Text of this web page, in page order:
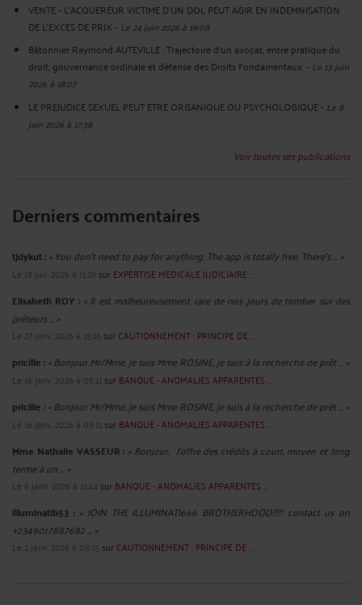
VENTE - L'ACQUEREUR VICTIME D'UN DOL PEUT AGIR EN INDEMNISATION
DE L'EXCES DE PRIX- Le 24 juin 2026 à 19:08
Bâtonnier Raymond AUTEVILLE : Trajectoire d’un avocat, entre pratique du
droit, gouvernance ordinale et défense des Droits Fondamentaux.- Le 13 juin
2026 à 18:07
LE PREJUDICE SEXUEL PEUT ETRE ORGANIQUE OU PSYCHOLOGIQUE- Le 8
juin 2026 à 17:38
Voir toutes ses publications
Derniers commentaires
tjdykut :« You don’t need to pay for anything. The app is totally free. There’s ... »
Le 19 juil. 2026 à 11:28 sur EXPERTISE MEDICALE JUDICIAIRE : ...
Elisabeth ROY : « Il est malheureusement rare de nos jours de tomber sur des
prêteurs ... »
Le 27 janv. 2026 à 15:16 sur CAUTIONNEMENT : PRINCIPE DE ...
pricille :« Bonjour Mr/Mme, je suis Mme ROSINE, je suis à la recherche de prêt ... »
Le 16 janv. 2026 à 05:11 sur BANQUE - ANOMALIES APPARENTES ...
pricille :« Bonjour Mr/Mme, je suis Mme ROSINE, je suis à la recherche de prêt ... »
Le 16 janv. 2026 à 05:11 sur BANQUE - ANOMALIES APPARENTES ...
Mme Nathalie VASSEUR : « Bonjour, J’offre des crédits à court, moyen et long
terme à un ... »
Le 6 janv. 2026 à 11:44 sur BANQUE - ANOMALIES APPARENTES ...
illuminatib53 : « JOIN THE ILLUMINATI666 BROTHERHOOD?!!! contact us on
+2349017887682 ... »
Le 2 janv. 2026 à 08:15 sur CAUTIONNEMENT : PRINCIPE DE ...